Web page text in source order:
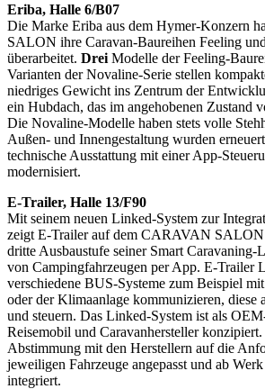
Eriba, Halle 6/B07
Die Marke Eriba aus dem Hymer-Konzern
SALON ihre Caravan-Baureihen Feeling
überarbeitet. Drei Modelle der Feeling-
Varianten der Novaline-Serie stellen
niedriges Gewicht ins Zentrum der
ein Hubdach, das im angehobenen Zustand
Die Novaline-Modelle haben stets volle
Außen- und Innengestaltung wurden
technische Ausstattung mit einer App-
modernisiert.
E-Trailer, Halle 13/F90
Mit seinem neuen Linked-System zur
zeigt E-Trailer auf dem CARAVAN SALON
dritte Ausbaustufe seiner Smart Caravaning-
von Campingfahrzeugen per App. E-Trailer
verschiedene BUS-Systeme zum Beispiel
oder der Klimaanlage kommunizieren, diese
und steuern. Das Linked-System ist als
Reisemobil und Caravanhersteller
Abstimmung mit den Herstellern auf die
jeweiligen Fahrzeuge angepasst und ab
integriert.